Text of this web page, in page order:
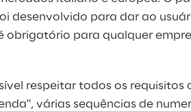
desenvolvido para dar ao
obrigatório para qualquer
respeitar todos os
várias sequências de